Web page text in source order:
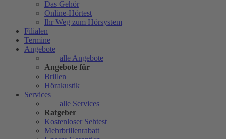
Das Gehör
Online-Hörtest
Ihr Weg zum Hörsystem
Filialen
Termine
Angebote
alle Angebote
Angebote für
Brillen
Hörakustik
Services
alle Services
Ratgeber
Kostenloser Sehtest
Mehrbrillenrabatt